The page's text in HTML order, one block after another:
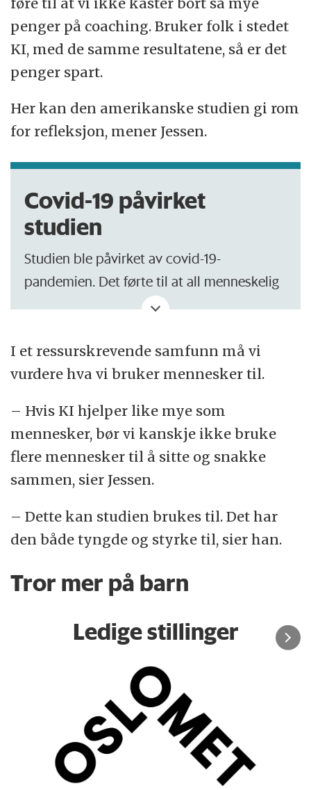
penger på coaching. Bruker folk i stedet
KI, med de samme resultatene, så er det
penger spart.
Her kan den amerikanske studien gi rom
for refleksjon, mener Jessen.
Covid-19 påvirket
studien
Studien ble påvirket av covid-19-
pandemien. Det førte til at all menneskelig
rådgivning gikk fra å være personlig til å bli
konferanser. Men det var fortsatt
utdannede livsstilscoacher som ledet
At en skjerm kom imellom deltakerne og
menneske-coachen, viste seg å ikke ha noe
særlig å si. Forskerne valgte nemlig å
studier, som har vist lignende resultater for
voksne med prediabetes som får
menneskeledet rådgivning.
selv om covid-19 endret designet.
– Jeg er med på at skiftet fra personlig
rådgivning til skjerm ikke betyr noe. Ingen
forskning er løsrevet fra sin tid, sier Jessen.
I et ressurskrevende samfunn må vi
vurdere hva vi bruker mennesker til.
– Hvis KI hjelper like mye som
mennesker, bør vi kanskje ikke bruke
flere mennesker til å sitte og snakke
sammen, sier Jessen.
– Dette kan studien brukes til. Det har
den både tyngde og styrke til, sier han.
Tror mer på barn
Ledige stillinger